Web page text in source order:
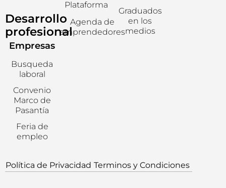
Desarrollo
profesional
Empresas
Busqueda
laboral
Convenio
Marco de
Pasantía
Feria de
empleo
Plataforma
Agenda de
emprendedores
Graduados
en los
medios
Política de Privacidad Terminos y Condiciones